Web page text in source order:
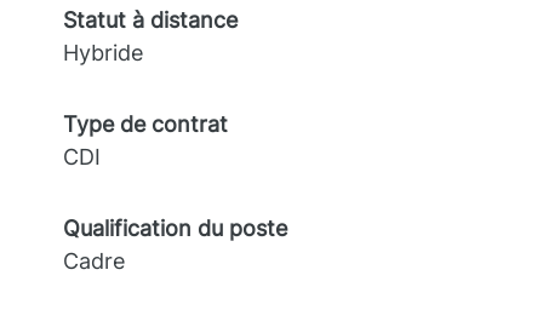
Statut à distance
Hybride
Type de contrat
CDI
Qualification du poste
Cadre